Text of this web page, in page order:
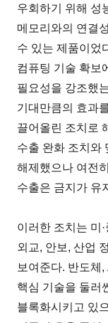
우회하기 위해 성
메모리와의 연결
수 있는 제품이었
컴퓨팅 기술 확보
필요성을 강조했
기대만큼의 효과
끌어올린 조치로
수출 완화 조치와
해제했으나 여전
수출은 금지가 유
이러한 조치는 미
외교, 안보, 산업
보여준다. 반도체
핵심 기술을 둘러
블록화시키고 있